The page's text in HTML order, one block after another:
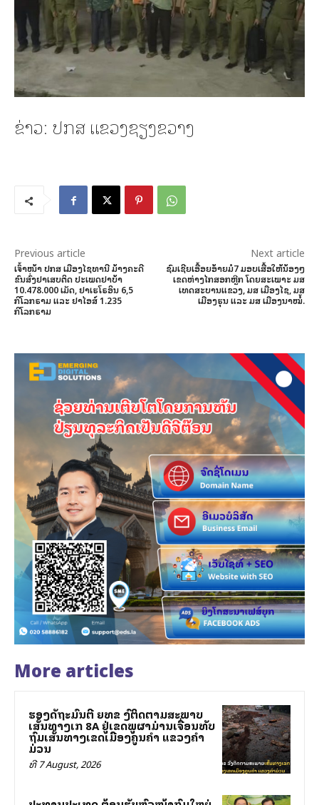
ຂ່າວ: ປກສ ແຂວງຊຽງຂວາງ
Previous article
ເຈົ້າໜ້າ ປກສ ເມືອງໄຊທານີ ມ້າງຄະດີ
ຂົນສົ່ງຢາເສບຕິດ ປະເພດຢາບ້າ
10.478.000 ເມັດ, ຢາເຮໂຣອິນ 6,5
ກິໂລກຣາມ ແລະ ຢາໄອສ໌ 1.235
ກິໂລກຣາມ
Next article
ຊົມເຊີຍເອື້ອຍອ້າຍມໍ7 ມອບເສື້ອໃຫ້ນ້ອງໆ
ເຂດຫ່າງໄກສອກຫຼີກ ໂດຍສະເພາະ ມສ
ເທດສະບານແຂວງ, ມສ ເມືອງໄຊ, ມສ
ເມືອງຮຸນ ແລະ ມສ ເມືອງນາໝໍ້.
More articles
ຮອງລັດຖະມົນຕີ ຍທຂ ລົງຕິດຕາມສະພາບ
ເສັ້ນທາງເລກ 8A ຢູ່ເຂດພູຜາມ່ານເຈື່ອນທັບ
ຖົມເສັ້ນທາງເຂດເມືອງຄູນຄໍາ ແຂວງຄໍາ
ມ່ວນ
ທີ 7 August, 2026